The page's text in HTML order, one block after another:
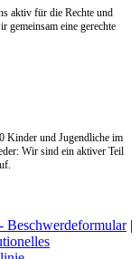
aktiv für die Rechte und
eine gerechte
Kinder und Jugendliche im
Wir sind ein aktiver Teil
Beschwerdeformular|